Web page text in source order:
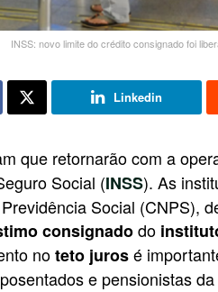
INSS: novo limite do crédito consignado foi
Linkedin
que retornarão com a
Social (INSS). As
Social (CNPS),
consignadodo
noteto jurosé
e pensionistas